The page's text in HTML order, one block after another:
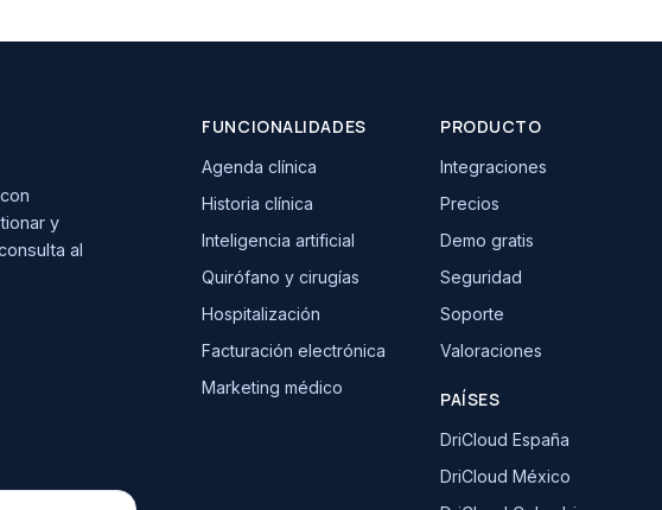
y
al
FUNCIONALIDADES
Agenda clínica
Historia clínica
Inteligencia artificial
Quirófano y cirugías
Hospitalización
Facturación electrónica
Marketing médico
PRODUCTO
Integraciones
Precios
Demo gratis
Seguridad
Soporte
Valoraciones
PAÍSES
DriCloud España
DriCloud México